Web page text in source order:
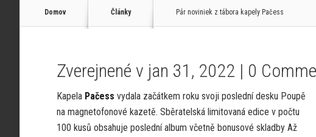
Domov Články Pár noviniek z tábora kapely Pačess
Zverejnené v jan 31, 2022 | 0
Kapela Pačess vydala začátkem roku svoji poslední desku Poupě
na magnetofonové kazetě. Sběratelská limitovaná edice v počtu
100 kusů obsahuje poslední album včetně bonusové skladby Až